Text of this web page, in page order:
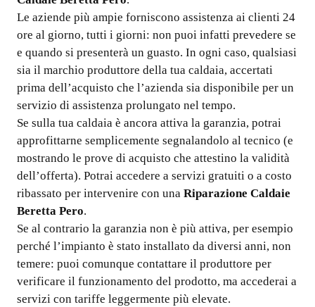
Le aziende più ampie forniscono assistenza ai clienti 24
ore al giorno, tutti i giorni: non puoi infatti prevedere se
e quando si presenterà un guasto. In ogni caso, qualsiasi
sia il marchio produttore della tua caldaia, accertati
prima dell’acquisto che l’azienda sia disponibile per un
servizio di assistenza prolungato nel tempo.
Se sulla tua caldaia è ancora attiva la garanzia, potrai
approfittarne semplicemente segnalandolo al tecnico (e
mostrando le prove di acquisto che attestino la validità
dell’offerta). Potrai accedere a servizi gratuiti o a costo
ribassato per intervenire con una Riparazione Caldaie
Beretta Pero.
Se al contrario la garanzia non è più attiva, per esempio
perché l’impianto è stato installato da diversi anni, non
temere: puoi comunque contattare il produttore per
verificare il funzionamento del prodotto, ma accederai a
servizi con tariffe leggermente più elevate.